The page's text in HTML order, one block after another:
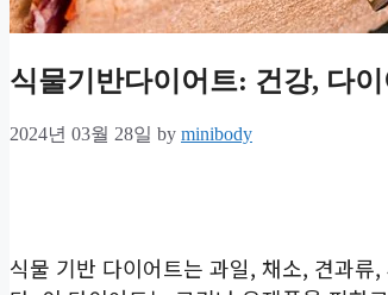
식물기반다이어트: 건강, 다
2024년 03월 28일 by minibody
식물 기반 다이어트는 과일, 채소, 견과